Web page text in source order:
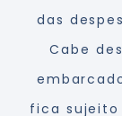
das
Cabe
fica sujeito